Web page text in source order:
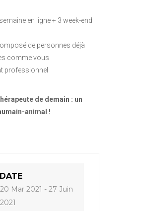
en ligne + 3 week-end
de personnes déjà
comme vous
professionnel
de demain : un
animal !
DATE
20 Mar 2021 - 27 Juin
2021